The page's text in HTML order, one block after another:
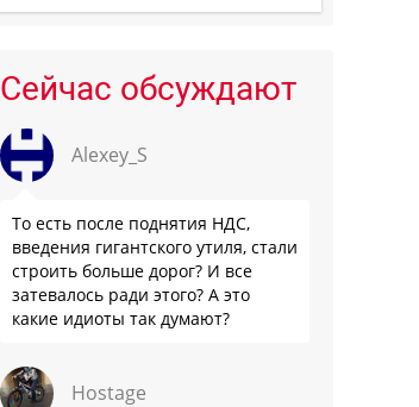
Сейчас обсуждают
Alexey_S
То есть после поднятия НДС,
введения гигантского утиля, стали
строить больше дорог? И все
затевалось ради этого? А это
какие идиоты так думают?
Hostage